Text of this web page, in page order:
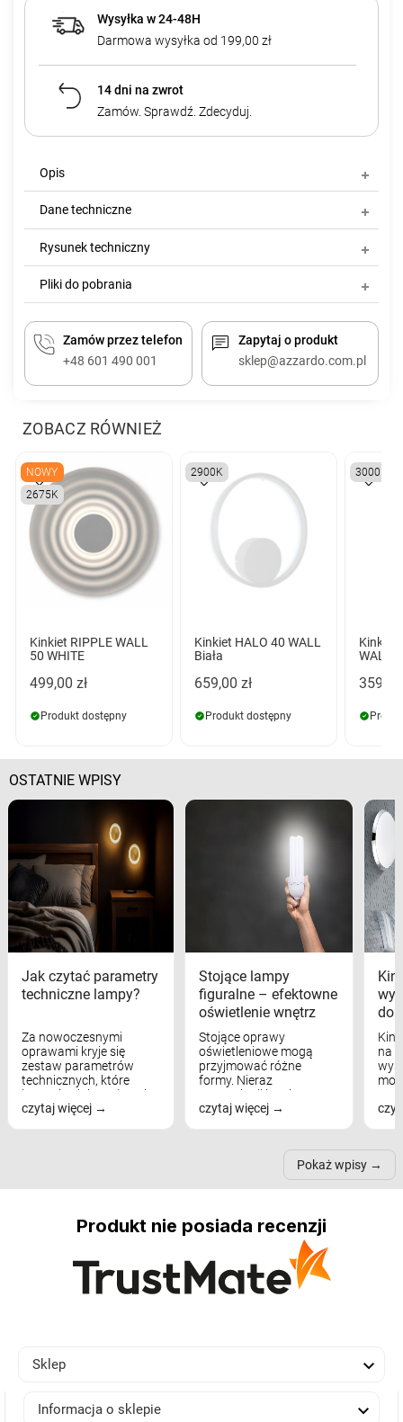
Wysyłka w 24-48H
Darmowa wysyłka od 199,00 zł
14 dni na zwrot
Zamów. Sprawdź. Zdecyduj.
Opis
Dane techniczne
Rysunek techniczny
Pliki do pobrania
Zamów przez telefon
+48 601 490 001
Zapytaj o produkt
sklep@azzardo.com.pl
ZOBACZ RÓWNIEŻ
NOWY
2675K
Kinkiet RIPPLE WALL
50 WHITE
499,00 zł
Produkt dostępny
2900K
Kinkiet HALO 40 WALL
Biała
659,00 zł
Produkt dostępny
3000K
Kinkiet
WALL
359,00
OSTATNIE WPISY
Jak czytać parametry
techniczne lampy?
Za nowoczesnymi
oprawami kryje się
zestaw parametrów
technicznych, które
bezpośrednio wpływają
na komfort widzenia,
czytaj więcej
Stojące lampy
figuralne – efektowne
oświetlenie wnętrz
Stojące oprawy
oświetleniowe mogą
przyjmować różne
formy. Nieraz
wspominaliśmy już
modele na łukowych
nich może przydać się w
czytaj więcej
na
Pokaż wpisy
Produkt nie posiada recenzji
Sklep 
Informacja o sklepie 